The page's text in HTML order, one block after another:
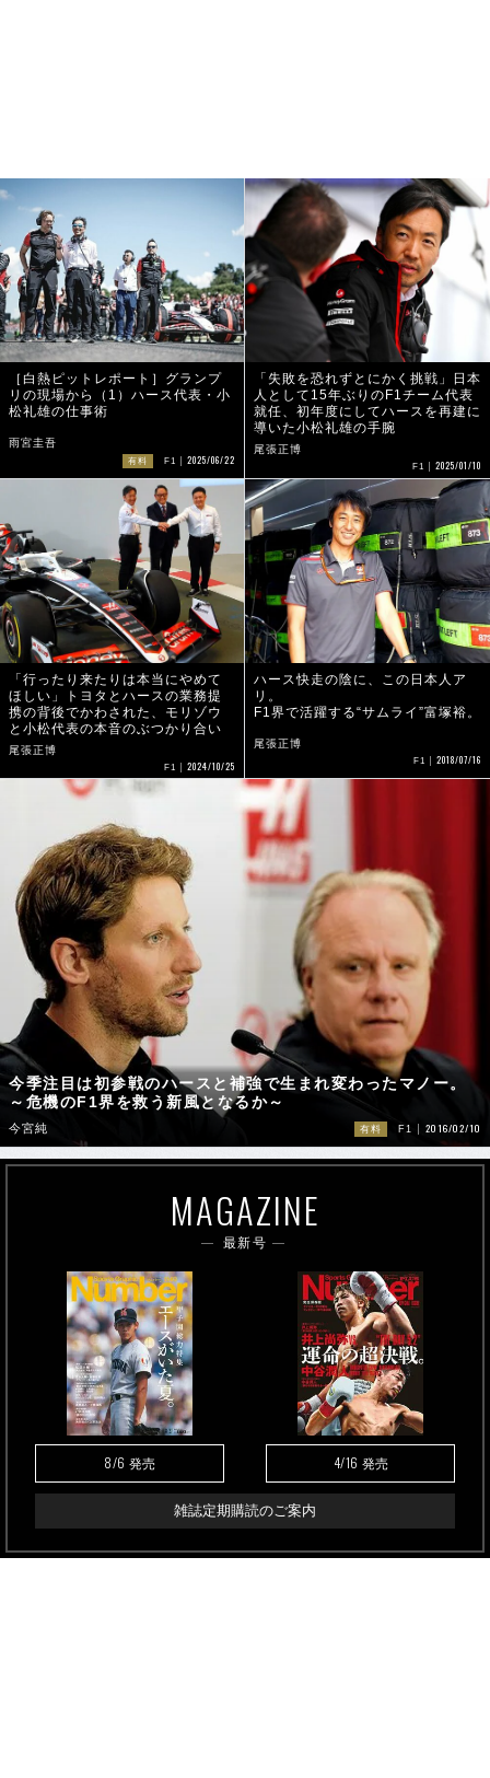
［白熱ピットレポート］グランプ
リの現場から（1）ハース代表・小
松礼雄の仕事術
雨宮圭吾
有料 F1 2025/06/22
「失敗を恐れずとにかく挑戦」日本
人として15年ぶりのF1チーム代表
就任、初年度にしてハースを再建に
導いた小松礼雄の手腕
尾張正博
F1 2025/01/10
「行ったり来たりは本当にやめて
ほしい」トヨタとハースの業務提
携の背後でかわされた、モリゾウ
と小松代表の本音のぶつかり合い
尾張正博
F1 2024/10/25
ハース快走の陰に、この日本人ア
リ。
F1界で活躍する“サムライ”富塚裕。
尾張正博
F1 2018/07/16
今季注目は初参戦のハースと補強で生まれ変わったマノー。
～危機のF1界を救う新風となるか～
今宮純 有料 F1 2016/02/10
MAGAZINE
最新号
8/6 発売 4/16 発売
雑誌定期購読のご案内